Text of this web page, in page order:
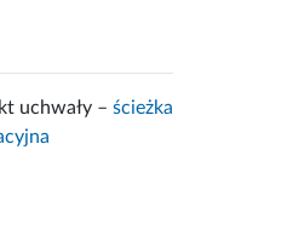
uchwały –ścieżka